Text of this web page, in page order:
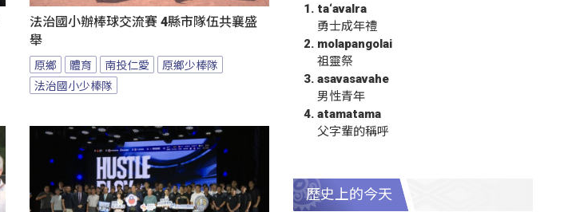
法治國小辦棒球交流賽 4縣市隊伍共襄盛
舉
原鄉 體育 南投仁愛
原鄉少棒隊
法治國小少棒隊
ta‘avalra
勇士成年禮
molapangolai
祖靈祭
asavasavahe
男性青年
atamatama
父字輩的稱呼
歷史上的今天